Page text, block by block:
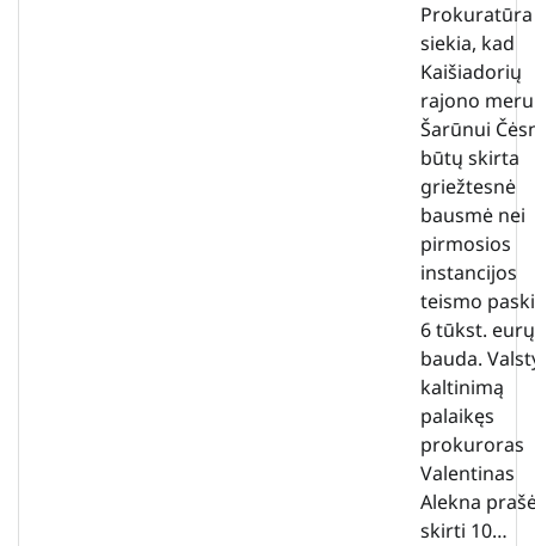
Prokuratūra
siekia, kad
Kaišiadorių
rajono
Šarūnui
būtų skirta
griežtesnė
bausmė nei
pirmosios
instancijos
teismo
6 tūkst. eurų
bauda.
kaltinimą
palaikęs
prokuroras
Valentinas
Alekna
skirti 10…